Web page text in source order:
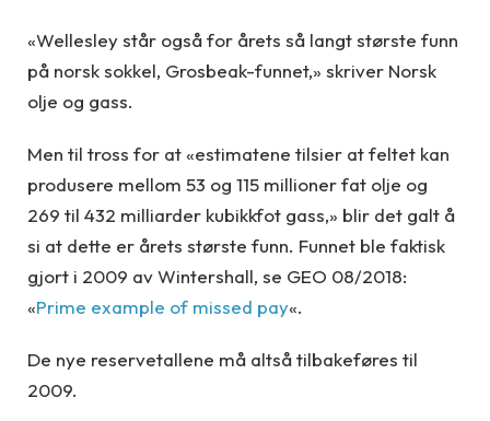
«Wellesley står også for årets så langt største funn
på norsk sokkel, Grosbeak-funnet,» skriver Norsk
olje og gass.
Men til tross for at «estimatene tilsier at feltet kan
produsere mellom 53 og 115 millioner fat olje og
269 til 432 milliarder kubikkfot gass,» blir det galt å
si at dette er årets største funn. Funnet ble faktisk
gjort i 2009 av Wintershall, se GEO 08/2018:
«Prime example of missed pay«.
De nye reservetallene må altså tilbakeføres til
2009.